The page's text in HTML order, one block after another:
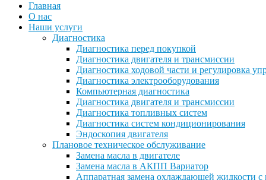
Главная
О нас
Наши услуги
Диагностика
Диагностика перед покупкой
Диагностика двигателя и трансмиссии
Диагностика ходовой части и регулировка
Диагностика электрооборудования
Компьютерная диагностика
Диагностика двигателя и трансмиссии
Диагностика топливных систем
Диагностика систем кондиционирования
Эндоскопия двигателя
Плановое техническое обслуживание
Замена масла в двигателе
Замена масла в АКПП Вариатор
Аппаратная замена охлаждающей жидкости